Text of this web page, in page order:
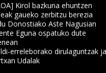
Kirol bazkuna ehuntzen
gaueko zerbitzu berezia
Donostiako Aste Nagusian
Eguna ospatuko dute
erreleborako dirulaguntzak
Udalak